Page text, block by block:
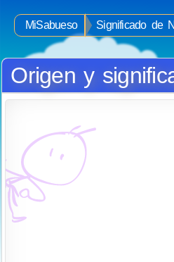
MiSabueso Significado de
Origen y